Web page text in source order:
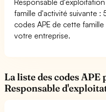
famille d'activité suivante :
codes APE de cette
votre entreprise.
La liste des codes
Responsable